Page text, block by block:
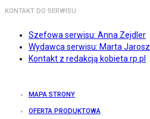
KONTAKT DO SERWISU
Szefowa serwisu: Anna Zejdler
Wydawca serwisu: Marta Jarosz
Kontakt z redakcją kobieta.rp.pl
MAPA STRONY
OFERTA PRODUKTOWA